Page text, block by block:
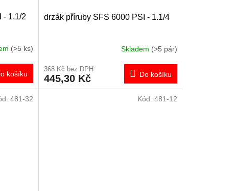
- 1.1/2
(>5 ks)
košíku
drzák příruby SFS 6000 PSI - 1.1/4
Skladem (>5 pár)
368 Kč bez DPH
445,30 Kč Do košíku
481-32 Kód: 481-12